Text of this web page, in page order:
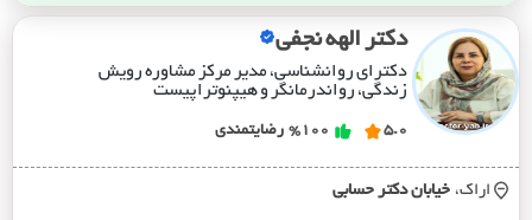
دکتر الهه نجفی
دکترای روانشناسی، مدیر مرکز مشاوره رویش
زندگی، رواندرمانگر و هیپنوتراپیست
5.0
%100 رضایتمندی
اراک، خيابان دکتر حسابي